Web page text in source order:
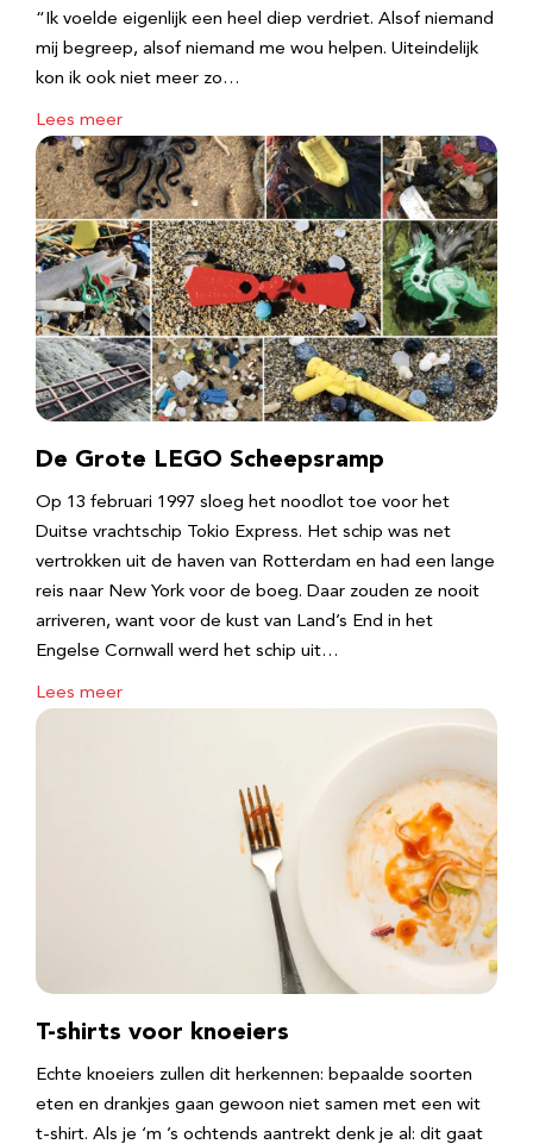
“Ik voelde eigenlijk een heel diep verdriet. Alsof niemand
mij begreep, alsof niemand me wou helpen. Uiteindelijk
kon ik ook niet meer zo…
Lees meer
De Grote LEGO Scheepsramp
Op 13 februari 1997 sloeg het noodlot toe voor het
Duitse vrachtschip Tokio Express. Het schip was net
vertrokken uit de haven van Rotterdam en had een lange
reis naar New York voor de boeg. Daar zouden ze nooit
arriveren, want voor de kust van Land’s End in het
Engelse Cornwall werd het schip uit…
Lees meer
T-shirts voor knoeiers
Echte knoeiers zullen dit herkennen: bepaalde soorten
eten en drankjes gaan gewoon niet samen met een wit
t-shirt. Als je ‘m ’s ochtends aantrekt denk je al: dit gaat